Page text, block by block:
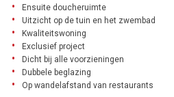
Ensuite doucheruimte
Uitzicht op de tuin en het zwembad
Kwaliteitswoning
Exclusief project
Dicht bij alle voorzieningen
Dubbele beglazing
Op wandelafstand van restaurants